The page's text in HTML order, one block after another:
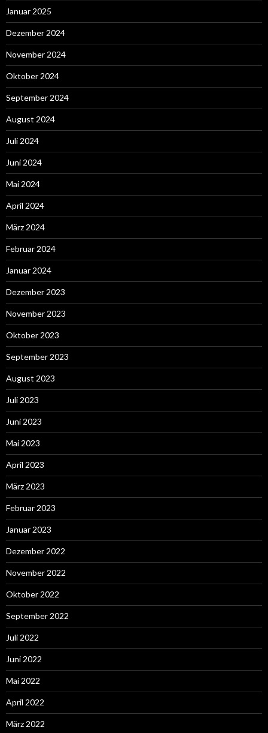
Januar 2025
Dezember 2024
November 2024
Oktober 2024
September 2024
August 2024
Juli 2024
Juni 2024
Mai 2024
April 2024
März 2024
Februar 2024
Januar 2024
Dezember 2023
November 2023
Oktober 2023
September 2023
August 2023
Juli 2023
Juni 2023
Mai 2023
April 2023
März 2023
Februar 2023
Januar 2023
Dezember 2022
November 2022
Oktober 2022
September 2022
Juli 2022
Juni 2022
Mai 2022
April 2022
März 2022